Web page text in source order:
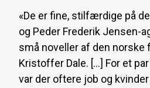
«De er fine, stilfærdige på
og Peder Frederik Jensen-
små noveller af den norske
Kristoffer Dale. [...] For et
var der oftere job og